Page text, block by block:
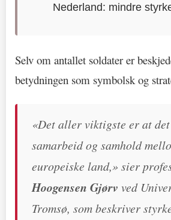
Nederland: mindre
Selv om antallet soldater er
betydningen som symbolsk og
«Det aller viktigste er at
samarbeid og samhold
europeiske land,» sier
Hoogensen Gjørv ved
Tromsø, som beskriver